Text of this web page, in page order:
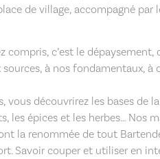
de village, accompagné par
compris, c’est le
à nos fondamentaux,
vous découvrirez les bases de
les épices et les herbes… Nos
la renommée de tout
Savoir couper et utiliser en